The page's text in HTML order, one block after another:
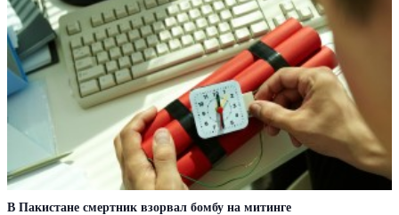
В Пакистане смертник взорвал бомбу на митинге